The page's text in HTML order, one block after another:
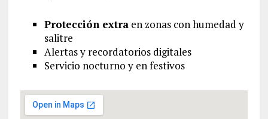
Protección extraen zonas con humedad y
salitre
Alertas y recordatorios digitales
Servicio nocturno y en festivos